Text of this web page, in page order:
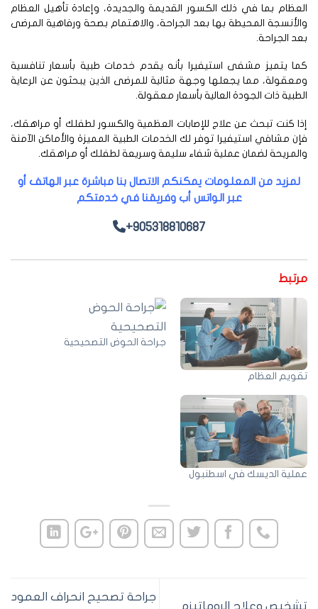
بما في ذلك الكسور القديمة والجديدة، وإعادة تأهيل العظام
المحيطة بها بعد الجراحة، والاهتمام بصحة ورفاهية المرضى
الجراحة.
يتميز مشفى استيفيرا بأنه يقدم خدمات طبية بأسعار تنافسية
مما يجعلها وجهة مثالية للمرضى الذين يبحثون عن الرعاية
ذات الجودة العالية بأسعار معقولة.
كنت تبحث عن علاج للإصابات العظمية والكسور لطفلك أو مراهقك،
مشافي استيفيرا توفر لك الخدمات الطبية المميزة والأماكن الآمنة
لضمان عملية شفاء سليمة وسريعة لطفلك أو مراهقك.
لمزيد من المعلومات يمكنكم الاتصال بنا مباشرة عبر الهاتف أو
عبر الواتس أب وفريقنا في خدمتكم
+905318810687
العظام
جراحة الحوض التصحيحية
الديسك في اسطنبول
وعلاج الروماتيزم
جراحة تصحيح انحراف العمود